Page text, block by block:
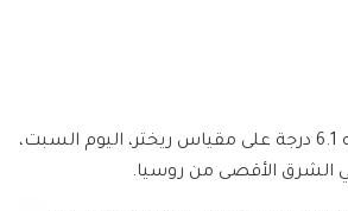
ضرب زلزال بلغت قوته 6.1 درجة على مقياس ريختر، اليوم السبت،
الشرق الأقصى من روسيا.